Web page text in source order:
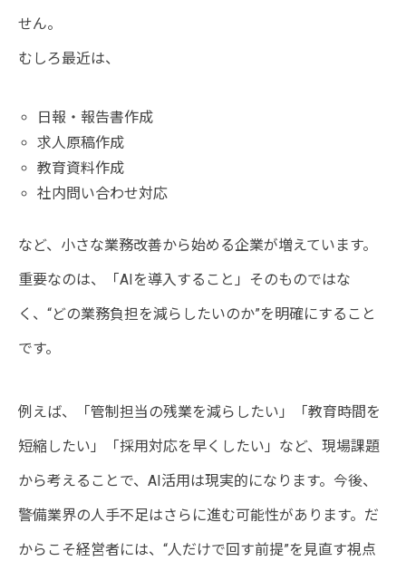
せん。
むしろ最近は、
日報・報告書作成
求人原稿作成
教育資料作成
社内問い合わせ対応
など、小さな業務改善から始める企業が増えています。
重要なのは、「AIを導入すること」そのものではな
く、“どの業務負担を減らしたいのか”を明確にすること
です。
例えば、「管制担当の残業を減らしたい」「教育時間を
短縮したい」「採用対応を早くしたい」など、現場課題
から考えることで、AI活用は現実的になります。今後、
警備業界の人手不足はさらに進む可能性があります。だ
からこそ経営者には、“人だけで回す前提”を見直す視点